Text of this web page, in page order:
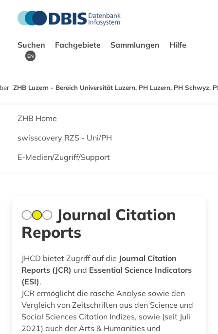
Suchen Fachgebiete Sammlungen Hilfe
EN
ZHB Luzern - Bereich Universität Luzern, PH Luzern, PH Schwyz,
ZHB Home
swisscovery RZS - Uni/PH
E-Medien/Zugriff/Support
Journal Citation
Reports
JHCD bietet Zugriff auf die Journal Citation
Reports (JCR) und Essential Science Indicators
(ESI).
JCR ermöglicht die rasche Analyse sowie den
Vergleich von Zeitschriften aus den Science und
Social Sciences Citation Indizes, sowie (seit Juli
2021) auch der Arts & Humanities und